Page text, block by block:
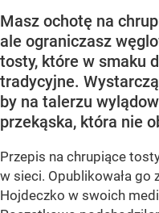
Masz ochotę na
ale ograniczasz
tosty, które w smaku
tradycyjne.
by na talerzu
przekąska, która nie
Przepis na chrupiące
w sieci. Opublikowała go
Hojdeczko w swoich